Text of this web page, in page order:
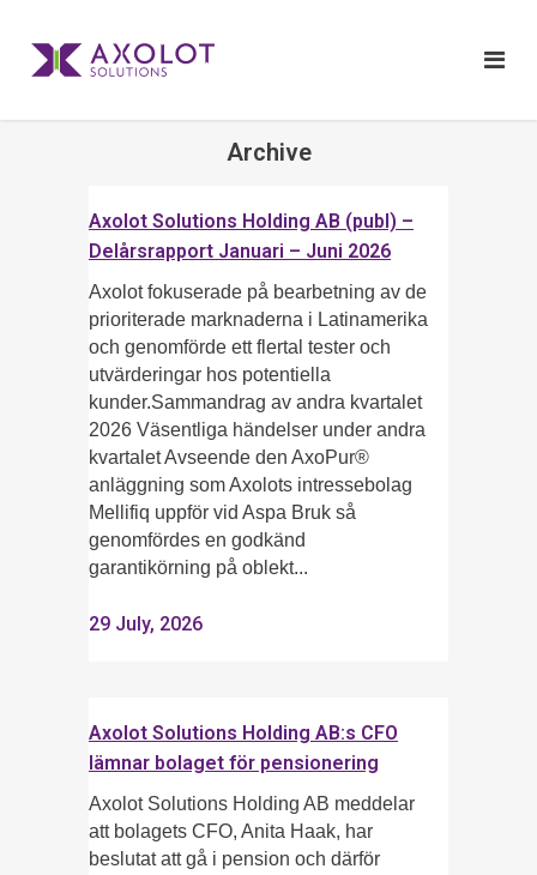
Archive
Axolot Solutions Holding AB (publ) –
Delårsrapport Januari – Juni 2026
Axolot fokuserade på bearbetning av de
prioriterade marknaderna i Latinamerika
och genomförde ett flertal tester och
utvärderingar hos potentiella
kunder.Sammandrag av andra kvartalet
2026 Väsentliga händelser under andra
kvartalet Avseende den AxoPur®
anläggning som Axolots intressebolag
Mellifiq uppför vid Aspa Bruk så
genomfördes en godkänd
garantikörning på oblekt...
29 July, 2026
Axolot Solutions Holding AB:s CFO
lämnar bolaget för pensionering
Axolot Solutions Holding AB meddelar
att bolagets CFO, Anita Haak, har
beslutat att gå i pension och därför